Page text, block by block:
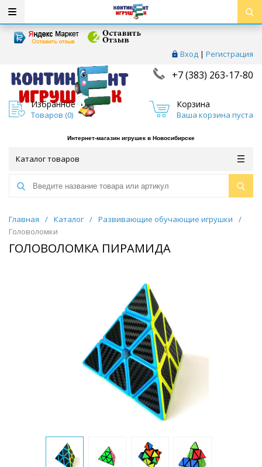
Вход | Регистрация
+7 (383) 263-17-80
Избранное
Товаров (0)
Корзина
Ваша корзина пуста
Интернет-магазин игрушек в Новосибирске
Каталог товаров
Главная / Каталог / Развивающие обучающие игрушки
/
Головоломки
ГОЛОВОЛОМКА ПИРАМИДА